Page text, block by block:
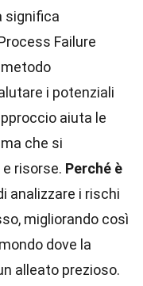
significa
Failure
i potenziali
aiuta le
che si
risorse. Perché è
analizzare i rischi
migliorando così
dove la
alleato prezioso.